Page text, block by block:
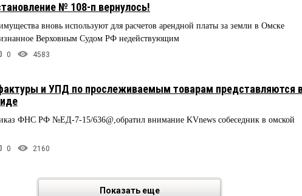
№ 108-п вернулось!
вновь используют для расчетов арендной платы за земли в Омске
Верховным Судом РФ недействующим
0 4583
и УПД по прослеживаемым товарам представляются
ФНС РФ №ЕД-7-15/636@,обратил внимание KVnews собеседник в омской
0 2160
Показать еще